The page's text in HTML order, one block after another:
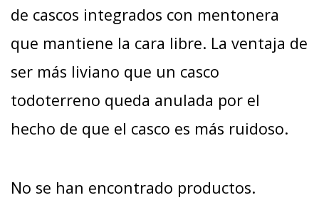
de cascos integrados con mentonera
que mantiene la cara libre. La ventaja de
ser más liviano que un casco
todoterreno queda anulada por el
hecho de que el casco es más ruidoso.
No se han encontrado productos.